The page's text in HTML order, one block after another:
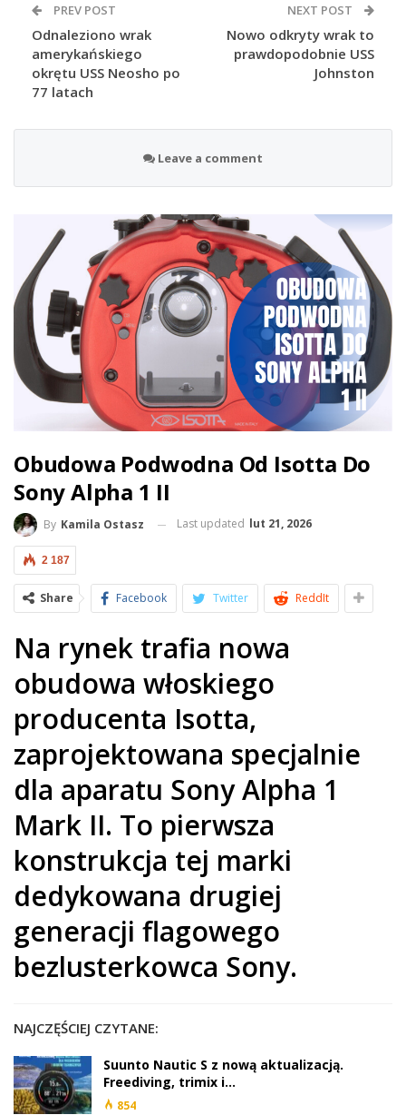
PREV POST
Odnaleziono wrak
amerykańskiego
okrętu USS Neosho po
77 latach
NEXT POST
Nowo odkryty wrak to
prawdopodobnie USS
Johnston
Leave a comment
Obudowa Podwodna Od Isotta Do
Sony Alpha 1 II
By Kamila Ostasz Last updated lut 21, 2026
2 187
Share Facebook Twitter ReddIt
Na rynek trafia nowa
obudowa włoskiego
producenta Isotta,
zaprojektowana specjalnie
dla aparatu Sony Alpha 1
Mark II. To pierwsza
konstrukcja tej marki
dedykowana drugiej
generacji flagowego
bezlusterkowca Sony.
NAJCZĘŚCIEJ CZYTANE:
Suunto Nautic S z nową aktualizacją.
Freediving, trimix i…
854